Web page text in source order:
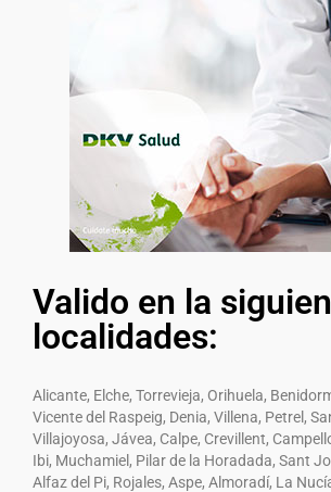
Valido en la
localidades:
Alicante, Elche, Torrevieja, Orihuela,
Vicente del Raspeig, Denia, Villena, Petrel,
Villajoyosa, Jávea, Calpe, Crevillent,
Ibi, Muchamiel, Pilar de la Horadada, Sant
Alfaz del Pi, Rojales, Aspe, Almoradí, La